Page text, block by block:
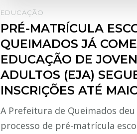
EDUCAÇÃO
PRÉ-MATRÍCULA
QUEIMADOS JÁ
EDUCAÇÃO DE
ADULTOS (EJA)
INSCRIÇÕES ATÉ
A Prefeitura de Queimados
processo de pré-matrícula